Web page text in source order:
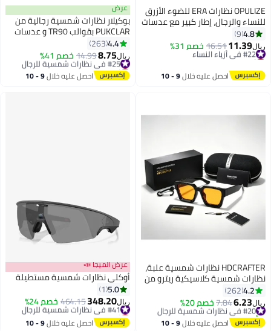
OPULIZE نظارات ERA للضوء الأزرق
للنساء والرجال، إطار كبير مع عدسات
صفراء وبرتقالية واضحة وحماية
UV400، مضادة للانعكاس ومضادة
للتوهج، نظارات الكمبيوتر والشاشة،
4.8
9
ريال11.39
16.51خصم 31% #22 في أزياء النساء
أقل سعر في 30 يوم
#22 في أزياء النساء
احصل عليه خلال 9 - 10
عرض
بوكيلار نظارات شمسية رجالية من
PUKCLAR بقوالب TR90 و عدسات
TAC مع حواف معدنية مغطاة
بالطين، خفيفة الوزن، واقية من
تشمل بطاقة اختبار الاستقطاب،
4.4
263
ريال8.75
14.99خصم 41% #25 في نظارات شمسية للرجال
أقل سعر في السنة
#25 في نظارات شمسية للرجال احصل عليه خلال 9 - 10
HDCRAFTER نظارات شمسية علبة،
نظارات شمسية كلاسيكية ريترو من
أوروبا وأمريكا، تصوير الشارع عبر
الحدود للرجال والنساء، نظارات
شمسية حديثة مقلدة للوحة
4.2
262
ريال6.23
7.84خصم 20% #20 في نظارات شمسية للرجال
تم بيع +40 مؤخرًا
#20 في نظارات شمسية للرجال احصل عليه خلال 9 - 10
عرض الميجا 📣
أوكلي نظارات شمسية مستطيلة
5.0
1
ريال348.20
464.15خصم 24% #41 في نظارات شمسية للرجال
أقل سعر في السنة
#41 في نظارات شمسية للرجال احصل عليه خلال 9 - 10